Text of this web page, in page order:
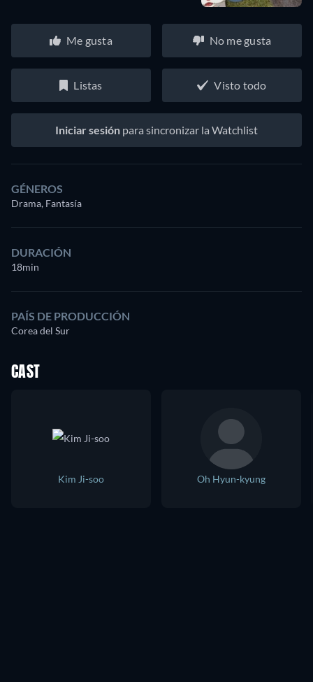
Me gusta No me gusta
Listas Visto todo
Iniciar sesión para sincronizar la Watchlist
GÉNEROS
Drama, Fantasía
DURACIÓN
18min
PAÍS DE PRODUCCIÓN
Corea del Sur
CAST
Kim Ji-soo Oh Hyun-kyung